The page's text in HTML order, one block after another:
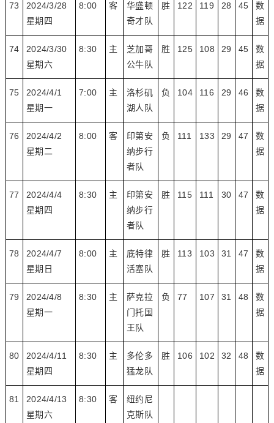
73
2024/3/28
星期四
8:00 客
华盛顿
奇才队
胜 122 119 28 45
数
据
74
2024/3/30
星期六
8:30 主
芝加哥
公牛队
胜 125 108 29 45
数
据
75
2024/4/1
星期一
7:00 主
洛杉矶
湖人队
负 104 116 29 46
数
据
76
2024/4/2
星期二
8:00 客
印第安
纳步行
者队
负 111 133 29 47
数
据
77
2024/4/4
星期四
8:30 主
印第安
纳步行
者队
胜 115 111 30 47
数
据
78
2024/4/7
星期日
8:00 主
底特律
活塞队
胜 113 103 31 47
数
据
79
2024/4/8
星期一
8:30 主
萨克拉
门托国
王队
负 77 107 31 48
数
据
80
2024/4/11
星期四
8:30 主
多伦多
猛龙队
胜 106 102 32 48
数
据
81
2024/4/13
星期六
8:30 客
纽约尼
克斯队